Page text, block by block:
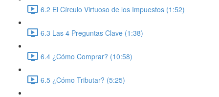
6.2 El Círculo Virtuoso de los Impuestos (1:52)
6.3 Las 4 Preguntas Clave (1:38)
6.4 ¿Cómo Comprar? (10:58)
6.5 ¿Cómo Tributar? (5:25)